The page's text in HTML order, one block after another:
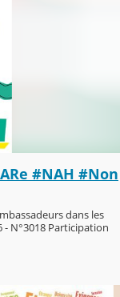
#NAH #Non
dans les
- N°3018 Participation